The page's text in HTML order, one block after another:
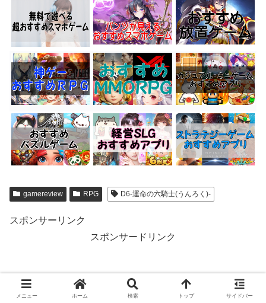
gamereview RPG D6-運命の六騎士(うんろく)-
スポンサーリンク
スポンサードリンク
メニュー ホーム 検索 トップ サイドバー